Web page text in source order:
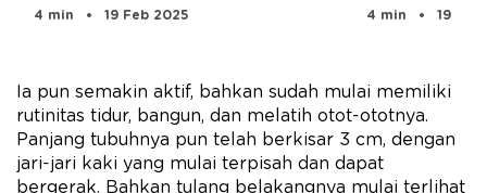
4 min
19 Feb 2025
4 min
19 Feb
Ia pun semakin aktif, bahkan sudah mulai memiliki
rutinitas tidur, bangun, dan melatih otot-ototnya.
Panjang tubuhnya pun telah berkisar 3 cm, dengan
jari-jari kaki yang mulai terpisah dan dapat
bergerak. Bahkan tulang belakangnya mulai terlihat